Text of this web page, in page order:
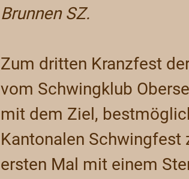
Brunnen SZ.
Zum dritten Kranzfest
vom Schwingklub
mit dem Ziel,
Kantonalen Schwingfest
ersten Mal mit einem